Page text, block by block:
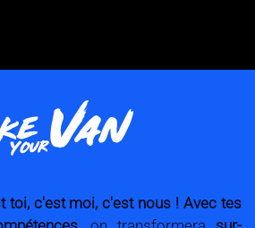
toi, c'est moi, c'est nous ! Avec tes